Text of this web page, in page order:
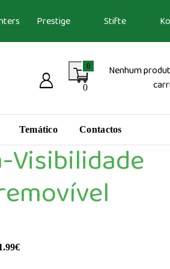
Prestige Stifte
0
0
Nenhum
Temático Contactos
Visibilidade
€